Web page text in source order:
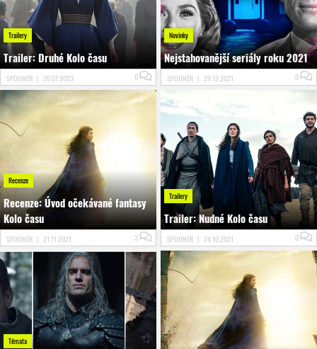
Trailery
Trailer: Druhé Kolo času
SPOONER | 20.07.2023 0
Novinky
Nejstahovanější seriály roku 2021
SPOONER | 29.12.2021 0
Recenze
Recenze: Úvod očekávané fantasy
Kolo času
SPOONER | 21.11.2021 3
Trailery
Trailer: Nudné Kolo času
SPOONER | 24.10.2021 0
Témata